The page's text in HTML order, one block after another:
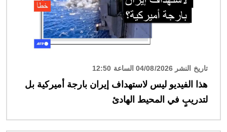
تاريخ النشر 04/08/2026 الساعة 12:50
هذا الفيديو ليس لاستهداف إيران بارجة أميركية بل
لتدريبٍ في المحيط الهادئ